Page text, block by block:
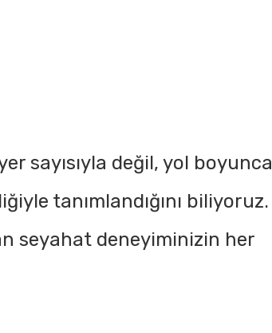
sayısıyla değil, yol boyunca
tanımlandığını biliyoruz.
seyahat deneyiminizin her